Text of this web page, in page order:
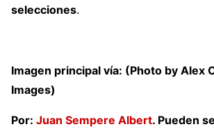
selecciones.
Imagen principal vía: (Photo by Alex
Images)
Por: Juan Sempere Albert. Pueden